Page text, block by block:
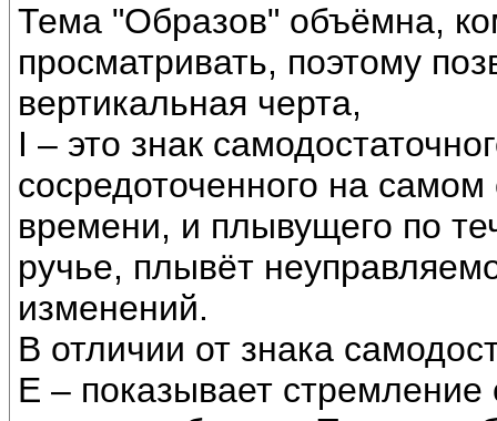
Тема "Образов" объёмна,
просматривать, поэтому
вертикальная черта,
I – это знак
сосредоточенного на
времени, и плывущего по
ручье, плывёт
изменений.
В отличии от знака
Е – показывает